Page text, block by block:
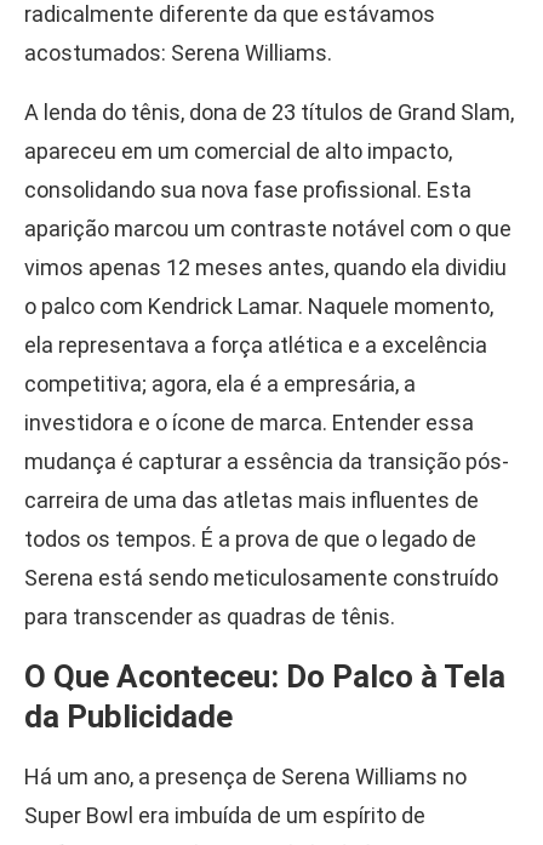
radicalmente diferente da que estávamos
acostumados: Serena Williams.
A lenda do tênis, dona de 23 títulos de Grand Slam,
apareceu em um comercial de alto impacto,
consolidando sua nova fase profissional. Esta
aparição marcou um contraste notável com o que
vimos apenas 12 meses antes, quando ela dividiu
o palco com Kendrick Lamar. Naquele momento,
ela representava a força atlética e a excelência
competitiva; agora, ela é a empresária, a
investidora e o ícone de marca. Entender essa
mudança é capturar a essência da transição pós-
carreira de uma das atletas mais influentes de
todos os tempos. É a prova de que o legado de
Serena está sendo meticulosamente construído
para transcender as quadras de tênis.
O Que Aconteceu: Do Palco à Tela
da Publicidade
Há um ano, a presença de Serena Williams no
Super Bowl era imbuída de um espírito de